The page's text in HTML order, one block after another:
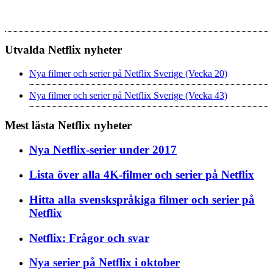
Utvalda Netflix nyheter
Nya filmer och serier på Netflix Sverige (Vecka 20)
Nya filmer och serier på Netflix Sverige (Vecka 43)
Mest lästa Netflix nyheter
Nya Netflix-serier under 2017
Lista över alla 4K-filmer och serier på Netflix
Hitta alla svenskspråkiga filmer och serier på
Netflix
Netflix: Frågor och svar
Nya serier på Netflix i oktober